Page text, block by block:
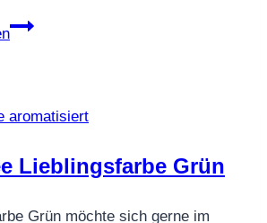
GRÜNTEE
aromatisiert
Lieblingsfarbe Grün
Grün möchte sich gerne im